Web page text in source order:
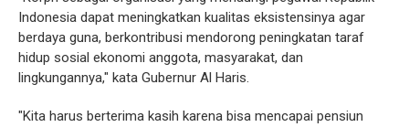
Indonesia dapat meningkatkan kualitas eksistensinya agar
berdaya guna, berkontribusi mendorong peningkatan taraf
hidup sosial ekonomi anggota, masyarakat, dan
lingkungannya," kata Gubernur Al Haris.
"Kita harus berterima kasih karena bisa mencapai pensiun